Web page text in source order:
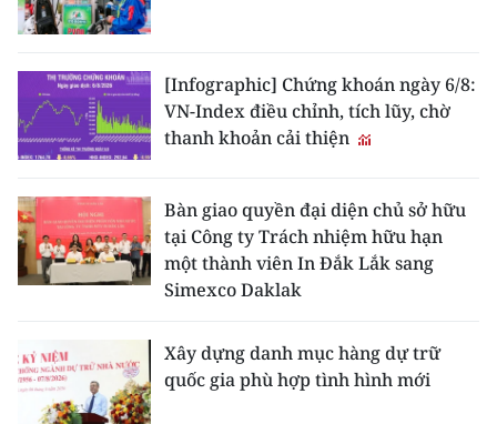
[Infographic] Chứng khoán ngày 6/8:
VN-Index điều chỉnh, tích lũy, chờ
thanh khoản cải thiện
Bàn giao quyền đại diện chủ sở hữu
tại Công ty Trách nhiệm hữu hạn
một thành viên In Đắk Lắk sang
Simexco Daklak
Xây dựng danh mục hàng dự trữ
quốc gia phù hợp tình hình mới